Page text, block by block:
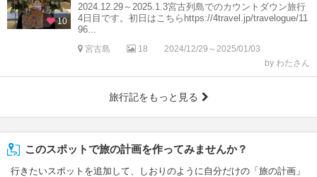
10
2024.12.29～2025.1.3宮古列島でのカウントダウン旅行
4日目です。初日はこちらhttps://4travel.jp/travelogue/11
96...
宮古島 18
2024/12/29～2025/01/03
by わたさん
旅行記をもっと見る
このスポットで旅の計画を作ってみませんか？
行きたいスポットを追加して、しおりのように自分だけの「旅の計画」